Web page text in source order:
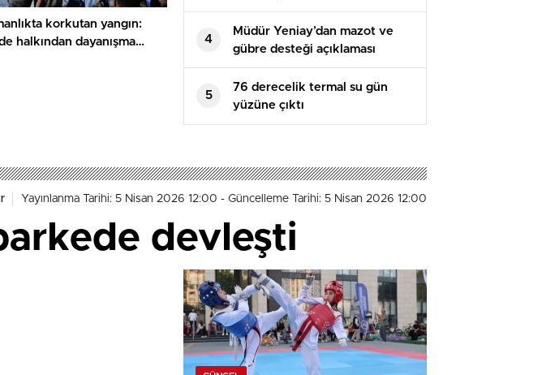
korkutan yangın:
halkından dayanışma
4
Müdür Yeniay’dan mazot ve
gübre desteği açıklaması
5
76 derecelik termal su gün
yüzüne çıktı
Yayınlanma Tarihi: 5 Nisan 2026 12:00 - Güncelleme Tarihi: 5 Nisan 2026 12:00
devleşti